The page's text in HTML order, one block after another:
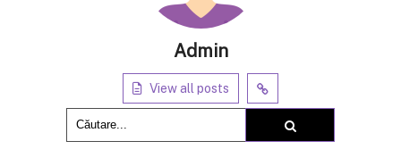
Admin
View all posts